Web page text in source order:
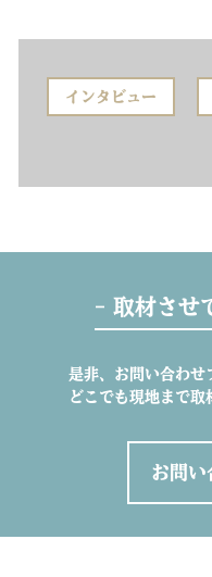
インタビュー
- 取材させ
是非、お問い合わせ
どこでも現地まで取
お問い